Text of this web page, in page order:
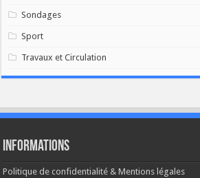
Sondages
Sport
Travaux et Circulation
Informations
Politique de confidentialité & Mentions légales